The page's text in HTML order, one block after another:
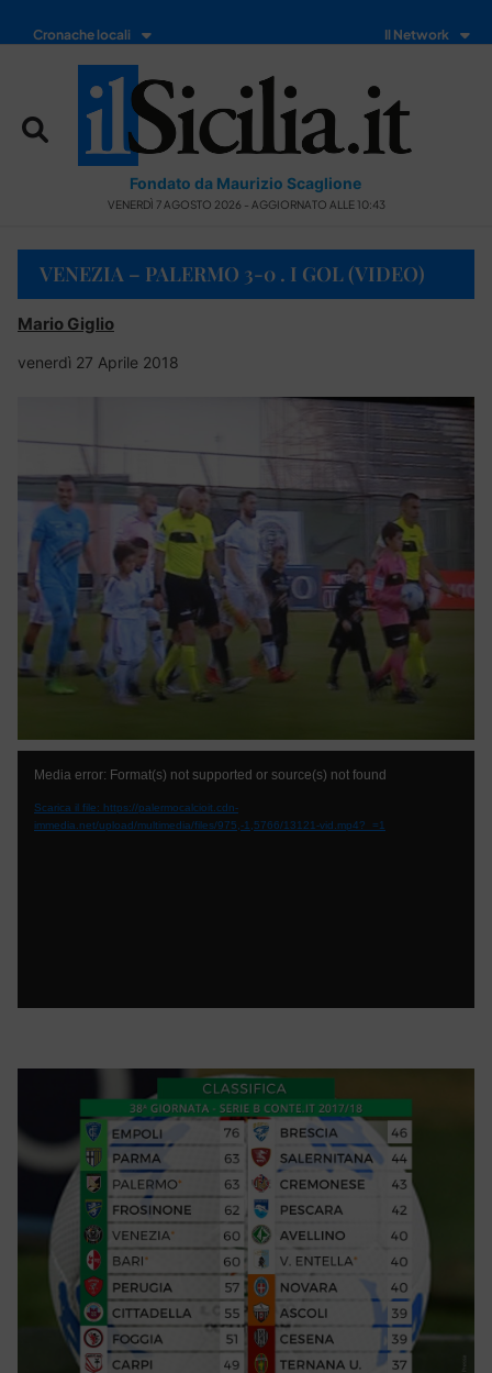
Cronache locali Il Network
Fondato da Maurizio Scaglione
VENERDÌ 7 AGOSTO 2026 - AGGIORNATO ALLE 10:43
VENEZIA – PALERMO 3-0 . I GOL (VIDEO)
Mario Giglio
venerdì 27 Aprile 2018
Media error: Format(s) not supported or source(s) not found
Scarica il file: https://palermocalcioit.cdn-
immedia.net/upload/multimedia/files/975,-1,5766/13121-vid.mp4?_=1